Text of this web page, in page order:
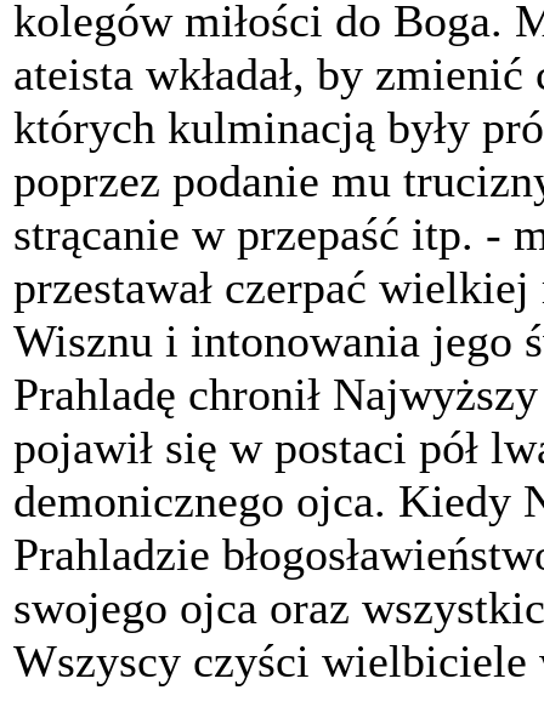
kolegów miłości do Boga.
ateista wkładał, by
których kulminacją były
poprzez podanie mu
strącanie w przepaść itp. -
przestawał czerpać
Wisznu i intonowania jego
Prahladę chronił
pojawił się w postaci pół
demonicznego ojca. Kiedy
Prahladzie
swojego ojca oraz
Wszyscy czyści wielbiciele